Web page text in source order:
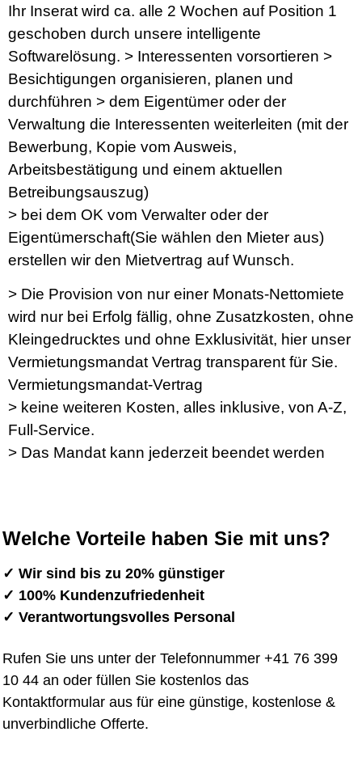
Ihr Inserat wird ca. alle 2 Wochen auf Position 1
geschoben durch unsere intelligente
Softwarelösung. > Interessenten vorsortieren >
Besichtigungen organisieren, planen und
durchführen > dem Eigentümer oder der
Verwaltung die Interessenten weiterleiten (mit der
Bewerbung, Kopie vom Ausweis,
Arbeitsbestätigung und einem aktuellen
Betreibungsauszug)
​> bei dem OK vom Verwalter oder der
Eigentümerschaft(Sie wählen den Mieter aus)
erstellen wir den Mietvertrag auf Wunsch.
​> Die Provision von nur einer Monats-Nettomiete
wird nur bei Erfolg fällig, ohne Zusatzkosten, ohne
Kleingedrucktes und ohne Exklusivität, hier unser
Vermietungsmandat Vertrag transparent für Sie.
Vermietungsmandat-Vertrag
> keine weiteren Kosten, alles inklusive, von A-Z,
Full-Service.
​> Das Mandat kann jederzeit beendet werden
Welche Vorteile haben Sie mit uns?
✓ Wir sind bis zu 20% günstiger
✓ 100% Kundenzufriedenheit
✓ Verantwortungsvolles Personal
Rufen Sie uns unter der Telefonnummer +41 76 399
10 44 an oder füllen Sie kostenlos das
Kontaktformular aus für eine günstige, kostenlose &
unverbindliche Offerte.